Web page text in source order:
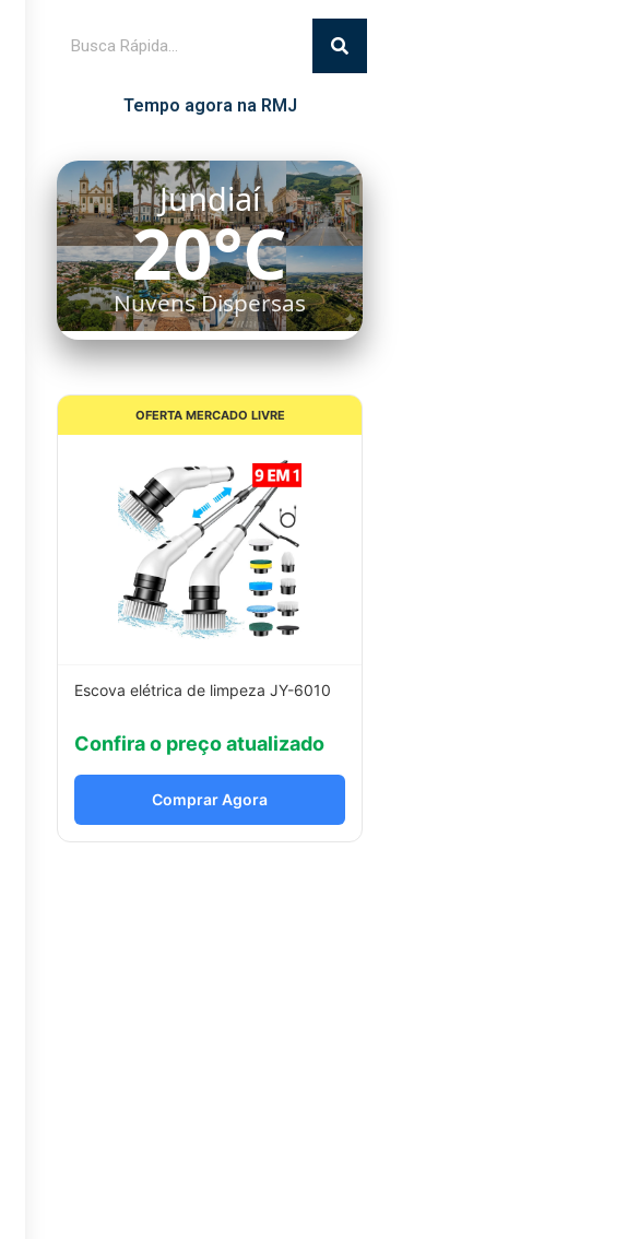
Tempo agora na RMJ
Jundiaí
20°C
Nuvens Dispersas
OFERTA MERCADO LIVRE
Escova elétrica de limpeza JY-6010
Confira o preço atualizado
Comprar Agora